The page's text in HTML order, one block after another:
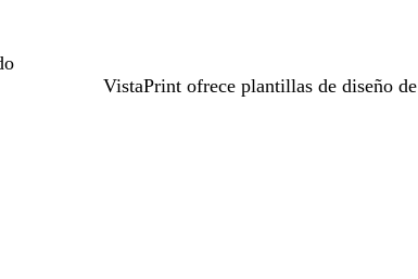
VistaPrint ofrece plantillas de diseño de